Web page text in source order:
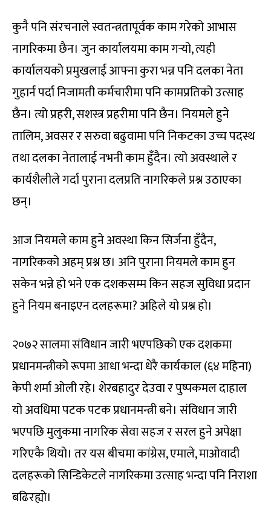
कुनै पनि संरचनाले स्वतन्त्रतापूर्वक काम गरेको आभास
नागरिकमा छैन। जुन कार्यालयमा काम गर्‍यो, त्यही
कार्यालयको प्रमुखलाई आफ्ना कुरा भन्न पनि दलका नेता
गुहार्न पर्दा निजामती कर्मचारीमा पनि कामप्रतिको उत्साह
छैन। त्यो प्रहरी, सशस्त्र प्रहरीमा पनि छैन। नियमले हुने
तालिम, अवसर र सरुवा बढुवामा पनि निकटका उच्च पदस्थ
तथा दलका नेतालाई नभनी काम हुँदैन। त्यो अवस्थाले र
कार्यशैलीले गर्दा पुराना दलप्रति नागरिकले प्रश्न उठाएका
छन्।
आज नियमले काम हुने अवस्था किन सिर्जना हुँदैन,
नागरिकको अहम् प्रश्न छ। अनि पुराना नियमले काम हुन
सकेन भन्ने हो भने एक दशकसम्म किन सहज सुविधा प्रदान
हुने नियम बनाइएन दलहरूमा? अहिले यो प्रश्न हो।
२०७२ सालमा संविधान जारी भएपछिको एक दशकमा
प्रधानमन्त्रीको रूपमा आधा भन्दा धेरै कार्यकाल (६४ महिना)
केपी शर्मा ओली रहे। शेरबहादुर देउवा र पुष्पकमल दाहाल
यो अवधिमा पटक पटक प्रधानमन्त्री बने। संविधान जारी
भएपछि मुलुकमा नागरिक सेवा सहज र सरल हुने अपेक्षा
गरिएकै थियो। तर यस बीचमा कांग्रेस, एमाले, माओवादी
दलहरूको सिन्डिकेटले नागरिकमा उत्साह भन्दा पनि निराशा
बढिरह्यो।